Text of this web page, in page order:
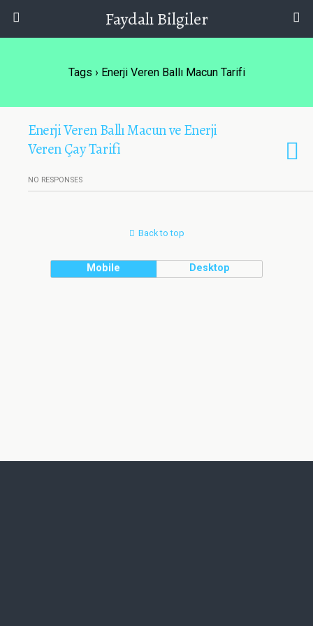
Faydalı Bilgiler
Tags › Enerji Veren Ballı Macun Tarifi
Enerji Veren Ballı Macun ve Enerji
Veren Çay Tarifi
NO RESPONSES
Back to top
Mobile Desktop